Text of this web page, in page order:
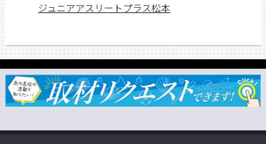
ジュニアアスリートプラス松本